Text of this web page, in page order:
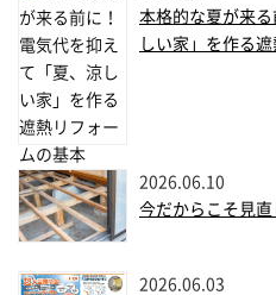
本格的な夏が来
しい家」を作る
2026.06.10
今だからこそ見
2026.06.03